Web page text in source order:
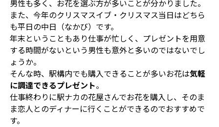
男性も多く、お花を選ぶ方が多いことが分かりました。
また、今年のクリスマスイブ・クリスマス当日はどちら
も平日の中日（なかび）です。
年末ということもあり仕事が忙しく、プレゼントを用意
する時間がないという男性も意外と多いのではないでし
ょうか。
そんな時、駅構内でも購入できることが多いお花は気軽
に調達できるプレゼント。
仕事終わりに駅ナカの花屋さんでお花を購入し、そのま
ま恋人とのディナーに行くことができるのでおすすめで
す。